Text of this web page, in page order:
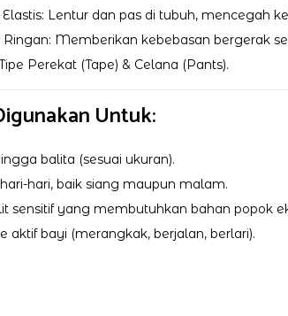
Lentur dan pas di tubuh, mencegah
Ringan: Memberikan kebebasan bergerak
Perekat (Tape) & Celana (Pants).
Untuk:
balita (sesuai ukuran).
hari, baik siang maupun malam.
sensitif yang membutuhkan bahan popok
aktif bayi (merangkak, berjalan, berlari).